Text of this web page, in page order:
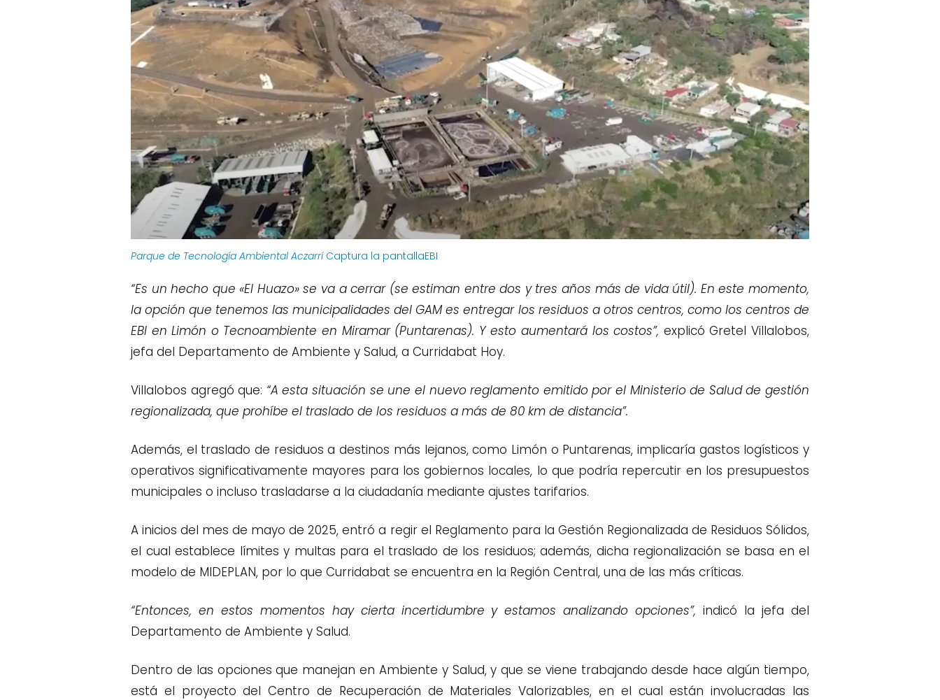
Parque de Tecnología Ambiental AczarríCaptura la pantallaEBI
“Es un hecho que «El Huazo» se va a cerrar (se estiman entre dos y tres años más de vida útil). En este momento,
la opción que tenemos las municipalidades del GAM es entregar los residuos a otros centros, como los centros de
EBI en Limón o Tecnoambiente en Miramar (Puntarenas). Y esto aumentará los costos”, explicó Gretel Villalobos,
jefa del Departamento de Ambiente y Salud, a Curridabat Hoy.
Villalobos agregó que: “A esta situación se une el nuevo reglamento emitido por el Ministerio de Salud de gestión
regionalizada, que prohíbe el traslado de los residuos a más de 80 km de distancia”.
Además, el traslado de residuos a destinos más lejanos, como Limón o Puntarenas, implicaría gastos logísticos y
operativos significativamente mayores para los gobiernos locales, lo que podría repercutir en los presupuestos
municipales o incluso trasladarse a la ciudadanía mediante ajustes tarifarios.
A inicios del mes de mayo de 2025, entró a regir el Reglamento para la Gestión Regionalizada de Residuos Sólidos,
el cual establece límites y multas para el traslado de los residuos; además, dicha regionalización se basa en el
modelo de MIDEPLAN, por lo que Curridabat se encuentra en la Región Central, una de las más críticas.
“Entonces, en estos momentos hay cierta incertidumbre y estamos analizando opciones”, indicó la jefa del
Departamento de Ambiente y Salud.
Dentro de las opciones que manejan en Ambiente y Salud, y que se viene trabajando desde hace algún tiempo,
está el proyecto del Centro de Recuperación de Materiales Valorizables, en el cual están involucradas las